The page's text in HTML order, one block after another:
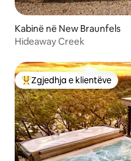
Kabinë në New Braunfels
Hideaway Creek
Më të mirat e zgjedhjeve
Zgjedhja e klientëve